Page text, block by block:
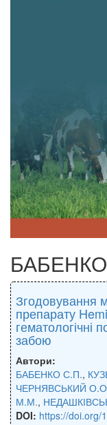
Згодовування
препарату
гематологічні
забою
Автори:
БАБЕНКО С.П.,
ЧЕРНЯВСЬКИЙ
М.М.,
DOI: https://doi.org/